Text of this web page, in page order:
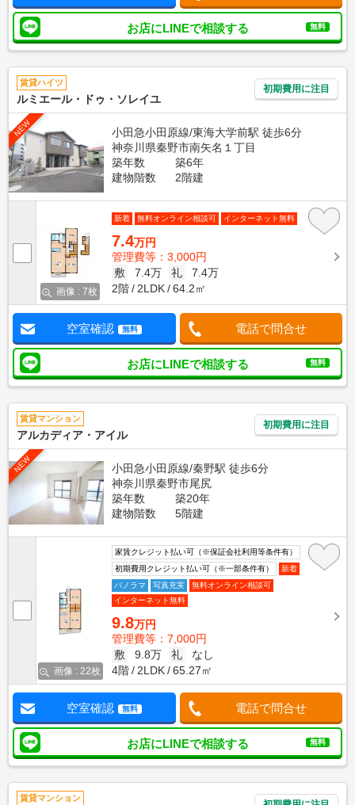
お店にLINEで相談する 無料
賃貸ハイツ
ルミエール・ドゥ・ソレイユ
初期費用に注目
NEW
小田急小田原線/東海大学前駅 徒歩6分
神奈川県秦野市南矢名１丁目
築年数
築6年
建物階数
2階建
画像 : 7枚
新着 無料オンライン相談可 インターネット無料
7.4万円
管理費等：3,000円
敷
7.4万 礼
7.4万
2階
2LDK 64.2㎡
空室確認 無料 電話で問合せ
お店にLINEで相談する 無料
賃貸マンション
アルカディア・アイル
初期費用に注目
NEW
小田急小田原線/秦野駅 徒歩6分
神奈川県秦野市尾尻
築年数
築20年
建物階数
5階建
画像 : 22枚
家賃クレジット払い可（※保証会社利用等条件有）
初期費用クレジット払い可（※一部条件有）
新着
パノラマ
写真充実
無料オンライン相談可
インターネット無料
9.8万円
管理費等：7,000円
敷
9.8万 礼
なし
4階
2LDK 65.27㎡
空室確認 無料 電話で問合せ
お店にLINEで相談する 無料
賃貸マンション